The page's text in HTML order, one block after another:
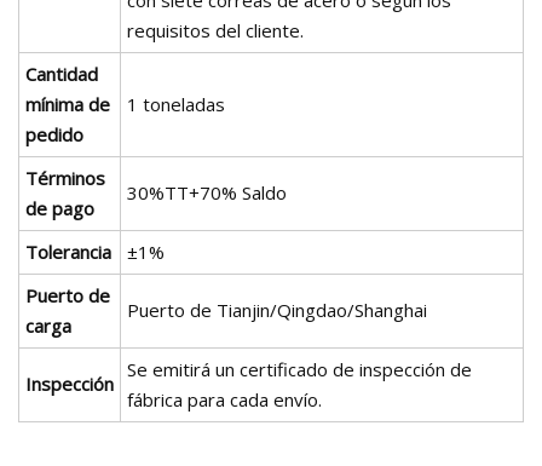
requisitos del cliente.
Cantidad
mínima de
pedido
1 toneladas
Términos
de pago
30%TT+70% Saldo
Tolerancia
±1%
Puerto de
carga
Puerto de Tianjin/Qingdao/Shanghai
Inspección
Se emitirá un certificado de inspección de
fábrica para cada envío.